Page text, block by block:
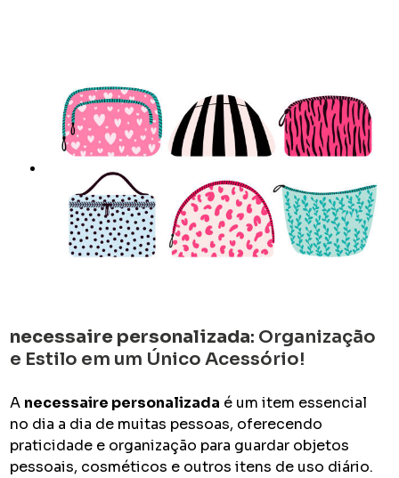
necessaire personalizada: Organização
e Estilo em um Único Acessório!
A necessaire personalizada é um item essencial
no dia a dia de muitas pessoas, oferecendo
praticidade e organização para guardar objetos
pessoais, cosméticos e outros itens de uso diário.